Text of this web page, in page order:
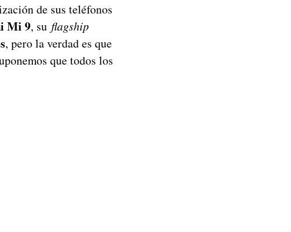
de sus teléfonos
Mi 9, su flagship
, pero la verdad es que
que todos los